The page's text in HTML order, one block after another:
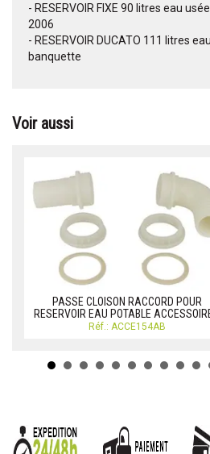
- RESERVOIR FIXE 90 litres eau
2006
- RESERVOIR DUCATO 111 litres
banquette
Voir aussi
PASSE CLOISON RACCORD POUR
RESERVOIR EAU POTABLE
Réf.: ACCE154AB